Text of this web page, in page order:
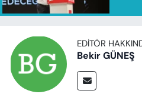
EDITÖR
Bekir GÜNEŞ